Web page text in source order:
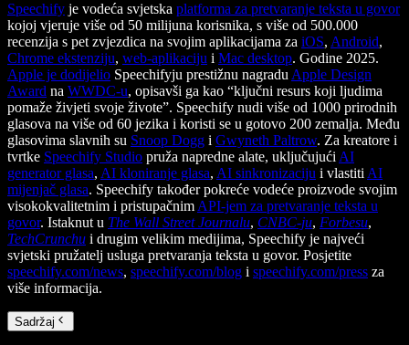
Speechify je vodeća svjetska platforma za pretvaranje teksta u govor
kojoj vjeruje više od 50 milijuna korisnika, s više od 500.000
recenzija s pet zvjezdica na svojim aplikacijama za iOS, Android,
Chrome ekstenziju, web-aplikaciju i Mac desktop. Godine 2025.
Apple je dodijelio Speechifyju prestižnu nagradu Apple Design
Award na WWDC-u, opisavši ga kao “ključni resurs koji ljudima
pomaže živjeti svoje živote”. Speechify nudi više od 1000 prirodnih
glasova na više od 60 jezika i koristi se u gotovo 200 zemalja. Među
glasovima slavnih su Snoop Dogg i Gwyneth Paltrow. Za kreatore i
tvrtke Speechify Studio pruža napredne alate, uključujući AI
generator glasa, AI kloniranje glasa, AI sinkronizaciju i vlastiti AI
mijenjač glasa. Speechify također pokreće vodeće proizvode svojim
visokokvalitetnim i pristupačnim API-jem za pretvaranje teksta u
govor. Istaknut u The Wall Street Journalu, CNBC-ju, Forbesu,
TechCrunchu i drugim velikim medijima, Speechify je najveći
svjetski pružatelj usluga pretvaranja teksta u govor. Posjetite
speechify.com/news, speechify.com/blog i speechify.com/press za
više informacija.
Sadržaj